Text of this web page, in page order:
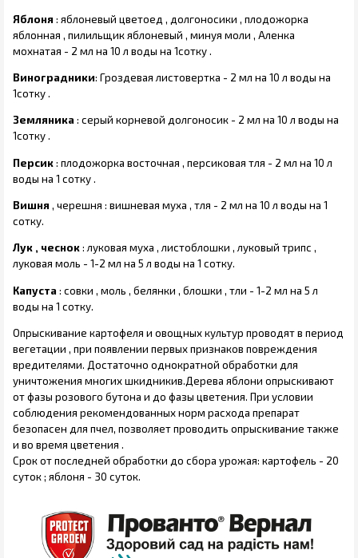
Яблоня : яблоневый цветоед , долгоносики , плодожорка
яблонная , пилильщик яблоневый , минуя моли , Аленка
мохнатая - 2 мл на 10 л воды на 1сотку .
Виноградники: Гроздевая листовертка - 2 мл на 10 л воды на
1сотку .
Земляника : серый корневой долгоносик - 2 мл на 10 л воды на
1сотку .
Персик: плодожорка восточная , персиковая тля - 2 мл на 10 л
воды на 1 сотку .
Вишня , черешня : вишневая муха , тля - 2 мл на 10 л воды на 1
сотку.
Лук , чеснок: луковая муха , листоблошки , луковый трипс ,
луковая моль - 1-2 мл на 5 л воды на 1 сотку.
Капуста : совки , моль , белянки , блошки , тли - 1-2 мл на 5 л
воды на 1 сотку.
Опрыскивание картофеля и овощных культур проводят в период
вегетации , при появлении первых признаков повреждения
вредителями. Достаточно однократной обработки для
уничтожения многих шкидникив.Дерева яблони опрыскивают
от фазы розового бутона и до фазы цветения. При условии
соблюдения рекомендованных норм расхода препарат
безопасен для пчел, позволяет проводить опрыскивание также
и во время цветения .
Срок от последней обработки до сбора урожая: картофель - 20
суток ; яблоня - 30 суток.